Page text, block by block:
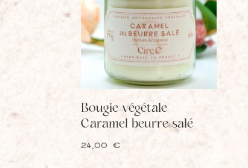
Bougie végétale
Caramel beurre salé
24,00 €